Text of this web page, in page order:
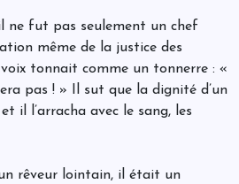
ne fut pas seulement un chef
même de la justice des
tonnait comme un tonnerre : «
pas ! » Il sut que la dignité d’un
il l’arracha avec le sang, les
rêveur lointain, il était un